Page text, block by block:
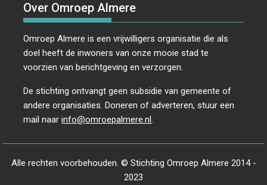
Over Omroep Almere
Omroep Almere is een vrijwilligers organisatie die als
doel heeft de inwoners van onze mooie stad te
voorzien van berichtgeving en verzorgen.
De stichting ontvangt geen subsidie van gemeente of
andere organisaties. Doneren of adverteren, stuur een
mail naarinfo@omroepalmere.nl.
Alle rechten voorbehouden. © Stichting Omroep Almere 2014 -
2023